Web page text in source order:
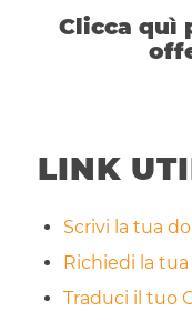
Clicca quì
LINK
Scrivi la tua
Richiedi la
Traduci il tuo